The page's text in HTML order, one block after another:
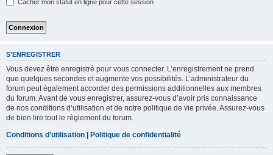
Cacher mon statut en ligne pour cette session
S’ENREGISTRER
Vous devez être enregistré pour vous connecter. L’enregistrement ne prend
que quelques secondes et augmente vos possibilités. L’administrateur du
forum peut également accorder des permissions additionnelles aux membres
du forum. Avant de vous enregistrer, assurez-vous d’avoir pris connaissance
de nos conditions d’utilisation et de notre politique de vie privée. Assurez-vous
de bien lire tout le règlement du forum.
Conditions d’utilisation | Politique de confidentialité